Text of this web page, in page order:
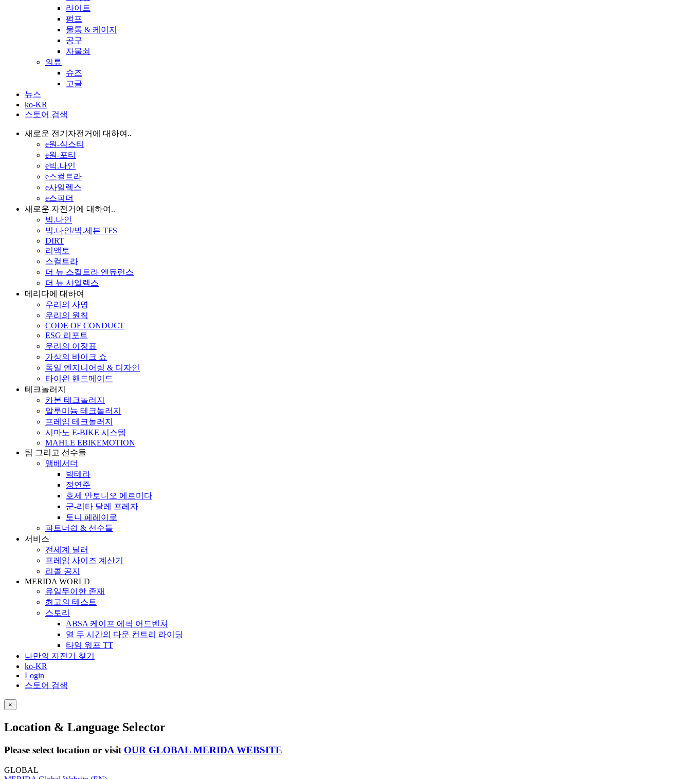
라이트
펌프
물통 & 케이지
공구
자물쇠
의류
슈즈
고글
뉴스
ko-KR
스토어 검색
새로운 전기자전거에 대하여..
e원-식스티
e원-포티
e빅.나인
e스컬트라
e사일렉스
e스피더
새로운 자전거에 대하여..
빅.나인
빅.나인/빅.세븐 TFS
DIRT
리액토
스컬트라
더 뉴 스컬트라 엔듀런스
더 뉴 사일렉스
메리다에 대하여
우리의 사명
우리의 원칙
CODE OF CONDUCT
ESG 리포트
우리의 이정표
가상의 바이크 쇼
독일 엔지니어링 & 디자인
타이완 핸드메이드
테크놀러지
카본 테크놀러지
알루미늄 테크놀러지
프레임 테크놀러지
시마노 E-BIKE 시스템
MAHLE EBIKEMOTION
팀 그리고 선수들
앰베서더
박테라
정연준
호세 안토니오 에르미다
군-리타 달레 프레자
토니 페레이로
파트너쉽 & 선수들
서비스
전세계 딜러
프레임 사이즈 계산기
리콜 공지
MERIDA WORLD
유일무이한 존재
최고의 테스트
스토리
ABSA 케이프 에픽 어드벤쳐
열 두 시간의 다운 컨트리 라이딩
타임 워프 TT
나만의 자전거 찾기
ko-KR
Login
스토어 검색
×
Location & Language Selector
Please select location or visit OUR GLOBAL MERIDA WEBSITE
GLOBAL